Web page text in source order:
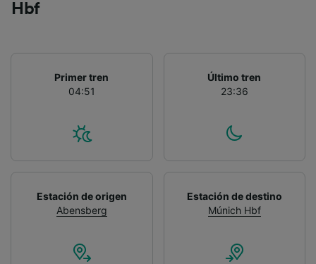
Hbf
Primer tren
04:51
Último tren
23:36
Estación de origen
Abensberg
Estación de destino
Múnich Hbf